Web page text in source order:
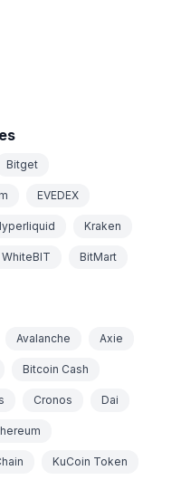
Bitget
EVEDEX
Kraken
WhiteBIT BitMart
Avalanche Axie
Bitcoin Cash
Cronos Dai
KuCoin Token